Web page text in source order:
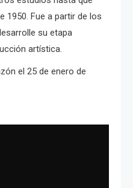
1950. Fue a partir de los
su etapa
artística.
el 25 de enero de